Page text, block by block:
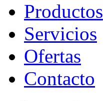
Productos
Servicios
Ofertas
Contacto